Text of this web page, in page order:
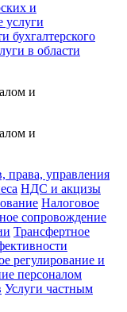
и
услуги
бухгалтерского
в области
и
и
права, управления
НДС и акцизы
Налоговое
сопровождение
Трансфертное
регулирование и
персоналом
Услуги частным